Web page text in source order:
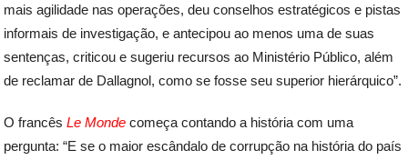
mais agilidade nas operações, deu conselhos estratégicos e pistas
informais de investigação, e antecipou ao menos uma de suas
sentenças, criticou e sugeriu recursos ao Ministério Público, além
de reclamar de Dallagnol, como se fosse seu superior hierárquico”.
O francêsLe Monde começa contando a história com uma
pergunta: “E se o maior escândalo de corrupção na história do país